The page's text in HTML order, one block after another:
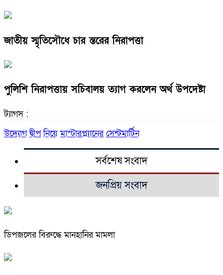
জাতীয় স্মৃতিসৌধে চার স্তরের নিরাপত্তা
পুলিশি নিরাপত্তায় সচিবালয় ত্যাগ করলেন অর্থ উপদেষ্টা
ট্যাগস :
উদ্যোগ দ্বীপ নিয়ে মাস্টারপ্ল্যানের সেন্টমার্টিন
সর্বশেষ সংবাদ
জনপ্রিয় সংবাদ
ডিপজলের বিরুদ্ধে মানহানির মামলা